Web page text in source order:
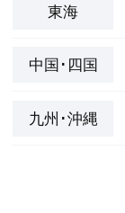
東海
中国･四国
九州･沖縄